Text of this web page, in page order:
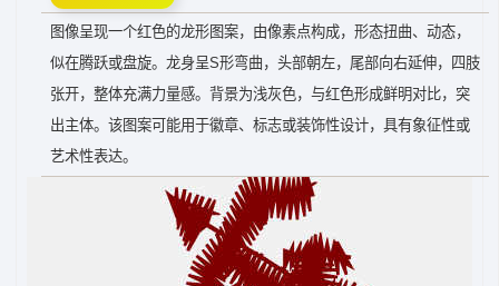
图像呈现一个红色的龙形图案，由像素点构成，形态扭曲、动态，
似在腾跃或盘旋。龙身呈S形弯曲，头部朝左，尾部向右延伸，四肢
张开，整体充满力量感。背景为浅灰色，与红色形成鲜明对比，突
出主体。该图案可能用于徽章、标志或装饰性设计，具有象征性或
艺术性表达。